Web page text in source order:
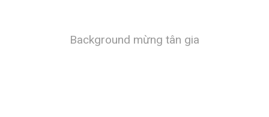
Background mừng tân gia